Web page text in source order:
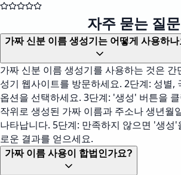
자주 묻는 질문
가짜 신분 이름 생성기는 어떻게 사용하
가짜 신분 이름 생성기를 사용하는 것은 간
성기 웹사이트를 방문하세요. 2단계: 성별,
옵션을 선택하세요. 3단계: '생성' 버튼을
작위로 생성된 가짜 이름과 주소나 생년월
나타납니다. 5단계: 만족하지 않으면 '생성'
로운 결과를 얻으세요.
가짜 이름 사용이 합법인가요?